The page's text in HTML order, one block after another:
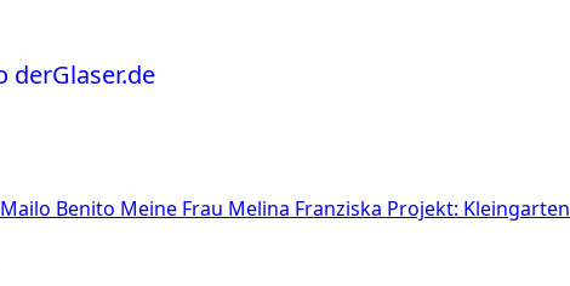
Mailo Benito Meine Frau Melina Franziska Projekt: Kleingarten